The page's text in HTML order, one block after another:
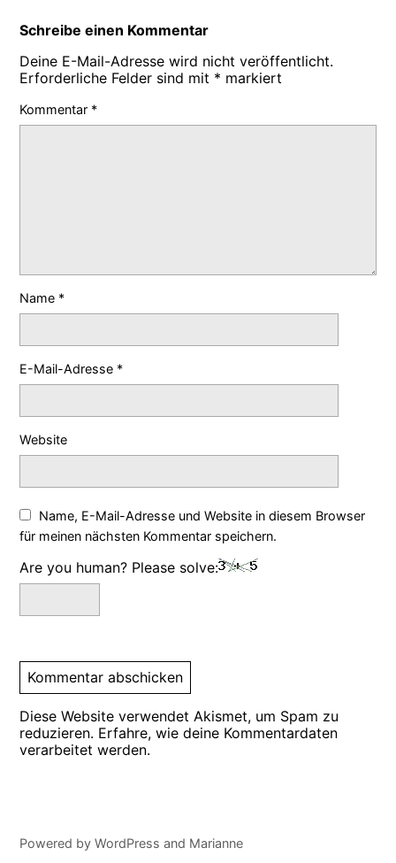
Schreibe einen Kommentar
Deine E-Mail-Adresse wird nicht veröffentlicht.
Erforderliche Felder sind mit * markiert
Kommentar *
Name *
E-Mail-Adresse *
Website
Name, E-Mail-Adresse und Website in diesem Browser
für meinen nächsten Kommentar speichern.
Are you human? Please solve:
Diese Website verwendet Akismet, um Spam zu
reduzieren. Erfahre, wie deine Kommentardaten
verarbeitet werden.
Powered byWordPress and Marianne